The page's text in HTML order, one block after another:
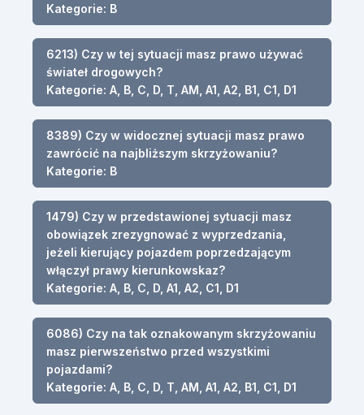
Kategorie: B
6213) Czy w tej sytuacji masz prawo używać
świateł drogowych?
Kategorie: A, B, C, D, T, AM, A1, A2, B1, C1, D1
8389) Czy w widocznej sytuacji masz prawo
zawrócić na najbliższym skrzyżowaniu?
Kategorie: B
1479) Czy w przedstawionej sytuacji masz
obowiązek zrezygnować z wyprzedzania,
jeżeli kierujący pojazdem poprzedzającym
włączył prawy kierunkowskaz?
Kategorie: A, B, C, D, A1, A2, C1, D1
6086) Czy na tak oznakowanym skrzyżowaniu
masz pierwszeństwo przed wszystkimi
pojazdami?
Kategorie: A, B, C, D, T, AM, A1, A2, B1, C1, D1